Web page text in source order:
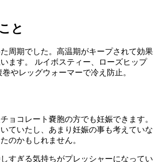
と
周期でした。高温期がキープされて効果
ます。 ルイボスティー、ローズヒップ
やレッグウォーマーで冷え防止。
ョコレート嚢胞の方でも妊娠できます。
ていたし、あまり妊娠の事も考えていな
のかもしれません。
すぎる気持ちがプレッシャーになってい